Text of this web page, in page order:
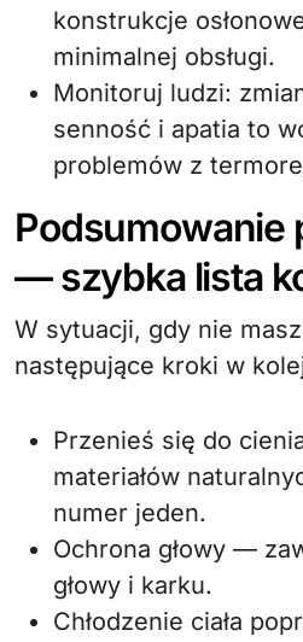
konstrukcje
minimalnej obsługi.
Monitoruj ludzi:
senność i apatia to
problemów z
Podsumowanie
— szybka lista
W sytuacji, gdy nie
następujące kroki w
Przenieś się do
materiałów
numer jeden.
Ochrona głowy —
głowy i karku.
Chłodzenie ciała